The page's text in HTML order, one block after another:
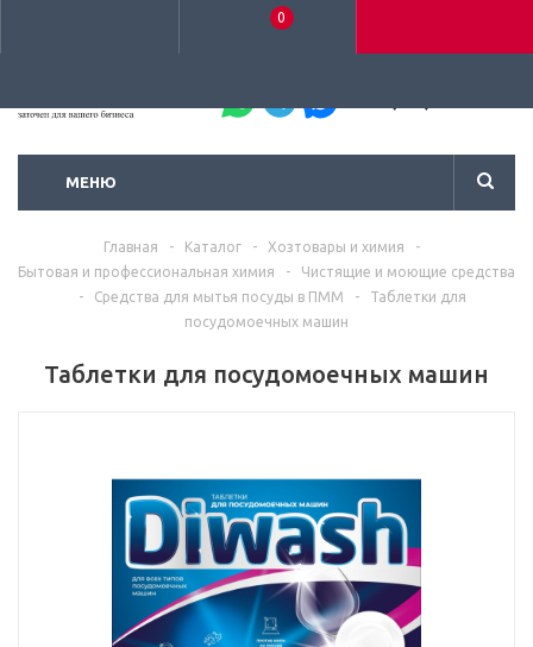
0
МЕНЮ
Главная - Каталог - Хозтовары и химия
-
Бытовая и профессиональная химия
-
Чистящие и моющие средства
-
Средства для мытья посуды в ПММ -
Таблетки для
посудомоечных машин
Таблетки для посудомоечных машин